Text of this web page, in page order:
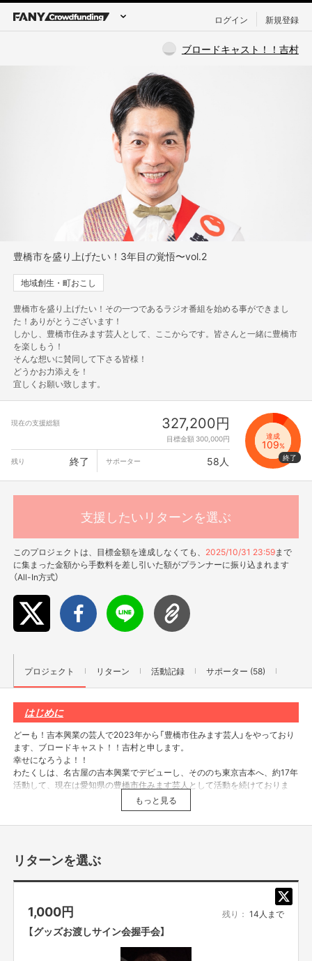
ログイン 新規登録
ブロードキャスト！！吉村
豊橋市を盛り上げたい！3年目の覚悟〜vol.2
地域創生・町おこし
豊橋市を盛り上げたい！その一つであるラジオ番組を始める事ができまし
た！ありがとうございます！
しかし、豊橋市住みます芸人として、ここからです。皆さんと一緒に豊橋市
を楽しもう！
そんな想いに賛同して下さる皆様！
どうかお力添えを！
宜しくお願い致します。
現在の支援総額 327,200円
目標金額 300,000円 達成
109%
残り
終了 サポーター 58人
支援したいリターンを選ぶ
このプロジェクトは、目標金額を達成しなくても、 2025/10/31 23:59まで
に集まった金額から手数料を差し引いた額がプランナーに振り込まれます
（All-In方式）
プロジェクト リターン 活動記録 サポーター (58)
はじめに
どーも！吉本興業の芸人で2023年から「豊橋市住みます芸人」をやっており
ます、ブロードキャスト！！吉村と申します。
幸せになろうよ！！
わたくしは、名古屋の吉本興業でデビューし、そののち東京吉本へ、約17年
活動して、現在は愛知県の豊橋市住みます芸人として活動を続けておりま
る事が出来ました。本当に本当に心からありがとうございます！皆様の熱き
無事に、新番組「幸せになろうよ！！」も毎週日曜日18時からやらせていた
これで、豊橋市を盛り上げてる事になり、あとは何もせず終わりなのか？
もっと見る
リターンを選ぶ
1,000円 残り： 14人まで
【グッズお渡しサイン会握手会】